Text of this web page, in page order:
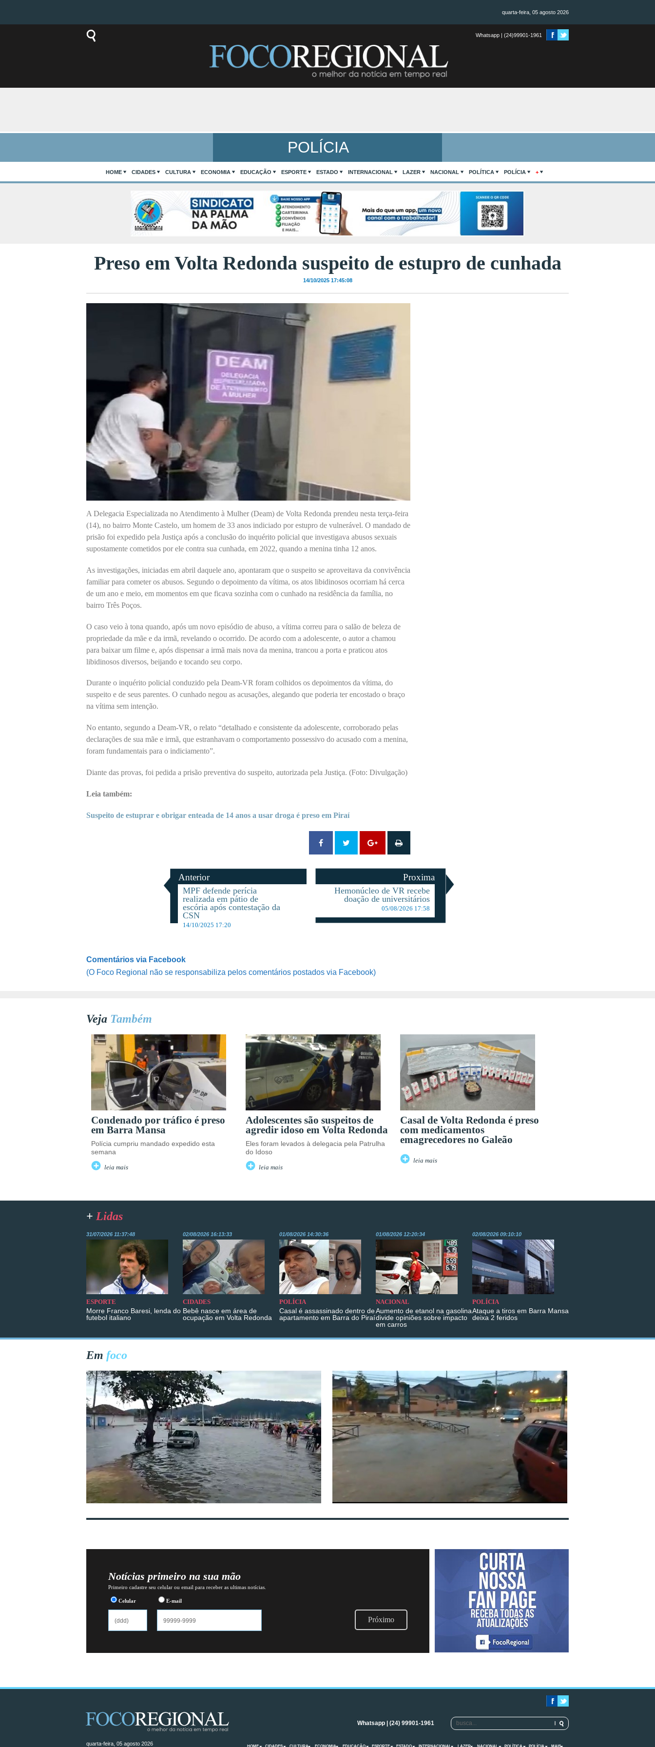
quarta-feira, 05 agosto 2026
Whatsapp | (24)99901-1961
POLÍCIA
HOME CIDADES CULTURA ECONOMIA EDUCAÇÃO ESPORTE ESTADO INTERNACIONAL LAZER NACIONAL POLÍTICA POLÍCIA +
Preso em Volta Redonda suspeito de estupro de cunhada
14/10/2025 17:45:08
A Delegacia Especializada no Atendimento à Mulher (Deam) de Volta Redonda prendeu nesta terça-feira
(14), no bairro Monte Castelo, um homem de 33 anos indiciado por estupro de vulnerável. O mandado de
prisão foi expedido pela Justiça após a conclusão do inquérito policial que investigava abusos sexuais
supostamente cometidos por ele contra sua cunhada, em 2022, quando a menina tinha 12 anos.
As investigações, iniciadas em abril daquele ano, apontaram que o suspeito se aproveitava da convivência
familiar para cometer os abusos. Segundo o depoimento da vítima, os atos libidinosos ocorriam há cerca
de um ano e meio, em momentos em que ficava sozinha com o cunhado na residência da família, no
bairro Três Poços.
O caso veio à tona quando, após um novo episódio de abuso, a vítima correu para o salão de beleza de
propriedade da mãe e da irmã, revelando o ocorrido. De acordo com a adolescente, o autor a chamou
para baixar um filme e, após dispensar a irmã mais nova da menina, trancou a porta e praticou atos
libidinosos diversos, beijando e tocando seu corpo.
Durante o inquérito policial conduzido pela Deam-VR foram colhidos os depoimentos da vítima, do
suspeito e de seus parentes. O cunhado negou as acusações, alegando que poderia ter encostado o braço
na vítima sem intenção.
No entanto, segundo a Deam-VR, o relato “detalhado e consistente da adolescente, corroborado pelas
declarações de sua mãe e irmã, que estranhavam o comportamento possessivo do acusado com a menina,
foram fundamentais para o indiciamento”.
Diante das provas, foi pedida a prisão preventiva do suspeito, autorizada pela Justiça. (Foto: Divulgação)
Leia também:
Suspeito de estuprar e obrigar enteada de 14 anos a usar droga é preso em Piraí
Anterior
MPF defende perícia
realizada em pátio de
escória após contestação da
CSN
14/10/2025 17:20
Proxima
Hemonúcleo de VR recebe
doação de universitários
05/08/2026 17:58
Comentários via Facebook
(O Foco Regional não se responsabiliza pelos comentários postados via Facebook)
Veja Também
Condenado por tráfico é preso
em Barra Mansa
Polícia cumpriu mandado expedido esta
semana
leia mais
Adolescentes são suspeitos de
agredir idoso em Volta Redonda
Eles foram levados à delegacia pela Patrulha
do Idoso
leia mais
Casal de Volta Redonda é preso
com medicamentos
emagrecedores no Galeão
leia mais
+ Lidas
31/07/2026 11:37:48
ESPORTE
Morre Franco Baresi, lenda do
futebol italiano
02/08/2026 16:13:33
CIDADES
Bebê nasce em área de
ocupação em Volta Redonda
01/08/2026 14:30:36
POLÍCIA
Casal é assassinado dentro de
apartamento em Barra do Piraí
01/08/2026 12:20:34
NACIONAL
Aumento de etanol na gasolina
divide opiniões sobre impacto
em carros
02/08/2026 09:10:10
POLÍCIA
Ataque a tiros em Barra Mansa
deixa 2 feridos
Em foco
Notícias primeiro na sua mão
Primeiro cadastre seu celular ou email para receber as ultimas notícias.
Celular E-mail
Próximo
quarta-feira, 05 agosto 2026
Whatsapp | (24) 99901-1961
HOME CIDADES CULTURA ECONOMIA EDUCAÇÃO ESPORTE ESTADO INTERNACIONAL LAZER NACIONAL POLÍTICA POLÍCIA MAIS